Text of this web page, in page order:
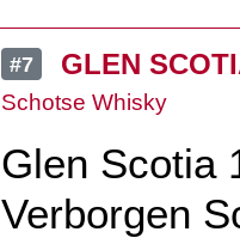
#7 GLEN
Schotse Whisky
Glen Scotia
Verborgen